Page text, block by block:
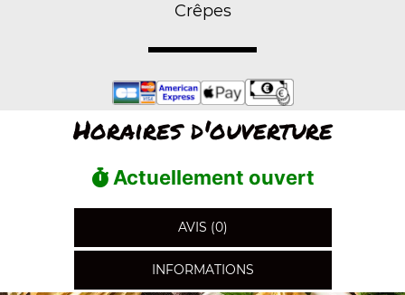
Crêpes
Horaires d'ouverture
Actuellement ouvert
AVIS (0)
INFORMATIONS